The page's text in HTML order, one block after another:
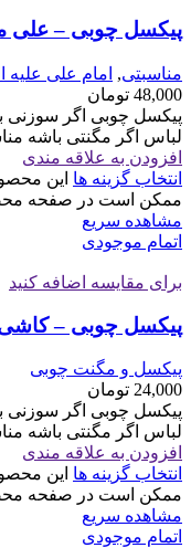
پیکسل چوبی – علی
مناسبتی, امام علی علیه
48,000 تومان
پیکسل چوبی اگر سوزنی
لباس اگر مگنتی باشه
افزودن به علاقه مندی
انتخاب گزینه ها این
ممکن است در صفحه
مشاهده سریع
اتمام موجودی
برای مقایسه اضافه کنید
پیکسل چوبی – کاشی
پیکسل و مگنت چوبی
24,000 تومان
پیکسل چوبی اگر سوزنی
لباس اگر مگنتی باشه
افزودن به علاقه مندی
انتخاب گزینه ها این
ممکن است در صفحه
مشاهده سریع
اتمام موجودی